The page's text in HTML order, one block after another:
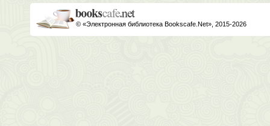
© «Электронная библиотека Bookscafe.Net», 2015-2026